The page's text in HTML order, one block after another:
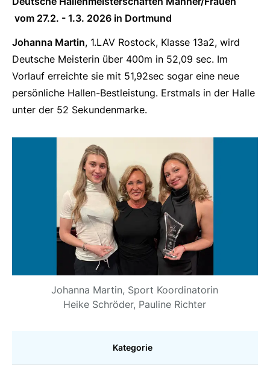
vom 27.2. - 1.3. 2026 in Dortmund
Johanna Martin, 1.LAV Rostock, Klasse 13a2, wird
Deutsche Meisterin über 400m in 52,09 sec. Im
Vorlauf erreichte sie mit 51,92sec sogar eine neue
persönliche Hallen-Bestleistung. Erstmals in der Halle
unter der 52 Sekundenmarke.
Johanna Martin, Sport Koordinatorin
Heike Schröder, Pauline Richter
Kategorie